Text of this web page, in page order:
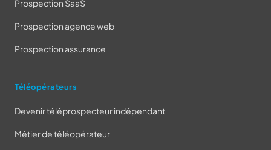
Prospection SaaS
Prospection agence web
Prospection assurance
Téléopérateurs
Devenir téléprospecteur indépendant
Métier de téléopérateur